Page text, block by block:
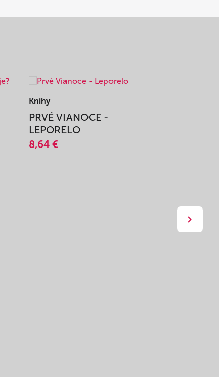
Knihy
PRVÉ VIANOCE -
LEPORELO
8,64 €